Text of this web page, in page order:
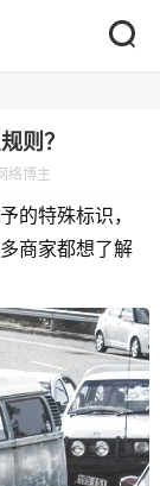
则？
络博主
的特殊标识，
商家都想了解